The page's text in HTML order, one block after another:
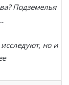
Подземелья
но и